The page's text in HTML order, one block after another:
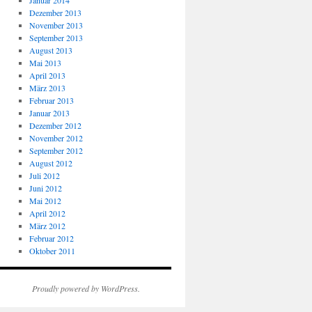
Dezember 2013
November 2013
September 2013
August 2013
Mai 2013
April 2013
März 2013
Februar 2013
Januar 2013
Dezember 2012
November 2012
September 2012
August 2012
Juli 2012
Juni 2012
Mai 2012
April 2012
März 2012
Februar 2012
Oktober 2011
Proudly powered by WordPress.